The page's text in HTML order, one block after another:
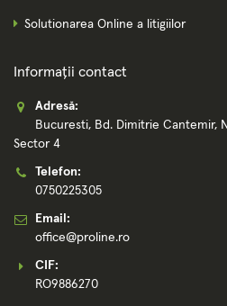
Solutionarea Online a litigiilor
Informații contact
Adresă:
Bucuresti, Bd. Dimitrie Cantemir,
Sector 4
Telefon:
0750225305
Email:
office@proline.ro
CIF:
RO9886270